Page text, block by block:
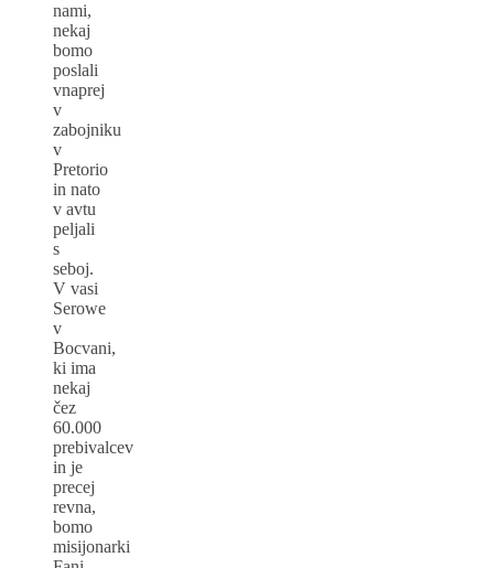
nami,
nekaj
bomo
poslali
vnaprej
v
zabojniku
v
Pretorio
in nato
v avtu
peljali
s
seboj.
V vasi
Serowe
v
Bocvani,
ki ima
nekaj
čez
60.000
prebivalcev
in je
precej
revna,
bomo
misijonarki